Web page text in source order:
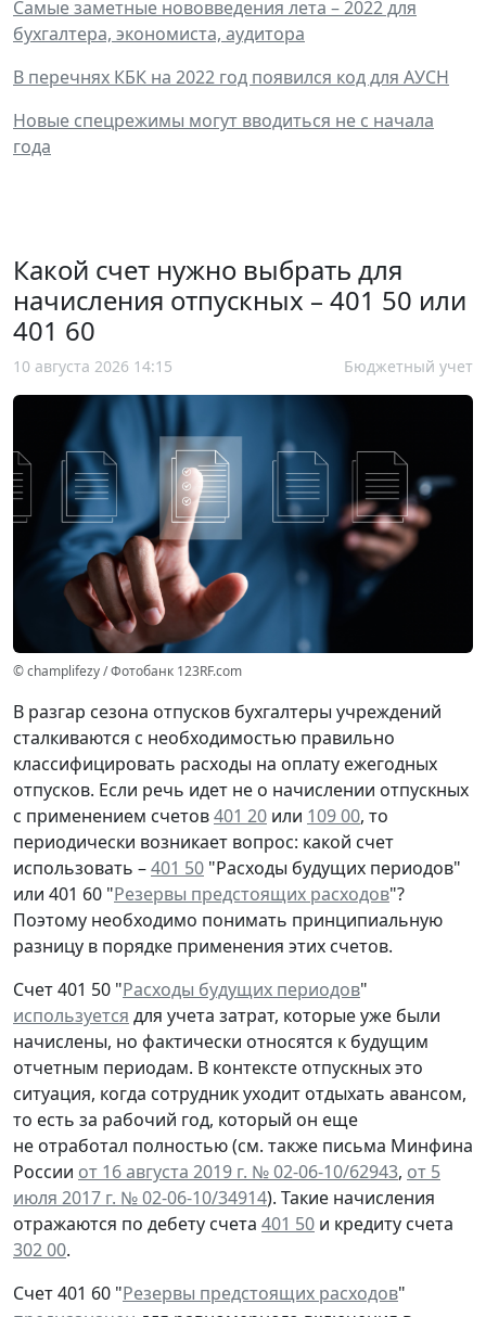
Самые заметные нововведения лета – 2022 для
бухгалтера, экономиста, аудитора
В перечнях КБК на 2022 год появился код для АУСН
Новые спецрежимы могут вводиться не с начала
года
Какой счет нужно выбрать для
начисления отпускных – 401 50 или
401 60
10 августа 2026 14:15 Бюджетный учет
© champlifezy / Фотобанк 123RF.com
В разгар сезона отпусков бухгалтеры учреждений
сталкиваются с необходимостью правильно
классифицировать расходы на оплату ежегодных
отпусков. Если речь идет не о начислении отпускных
с применением счетов401 20 или 109 00, то
периодически возникает вопрос: какой счет
использовать –401 50 "Расходы будущих периодов"
или 401 60 "Резервы предстоящих расходов"?
Поэтому необходимо понимать принципиальную
разницу в порядке применения этих счетов.
Счет 401 50 "Расходы будущих периодов"
используется для учета затрат, которые уже были
начислены, но фактически относятся к будущим
отчетным периодам. В контексте отпускных это
ситуация, когда сотрудник уходит отдыхать авансом,
то есть за рабочий год, который он еще
не отработал полностью (см. также письма Минфина
России от 16 августа 2019 г. № 02-06-10/62943, от 5
июля 2017 г. № 02-06-10/34914). Такие начисления
отражаются по дебету счета 401 50 и кредиту счета
302 00.
Счет 401 60 "Резервы предстоящих расходов"